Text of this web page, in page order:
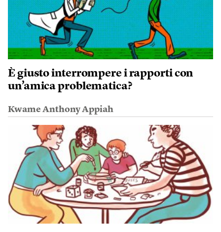
È giusto interrompere i rapporti con
un’amica problematica?
Kwame Anthony Appiah